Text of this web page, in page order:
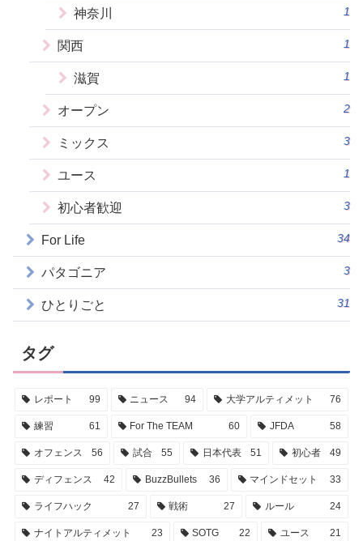
神奈川 1
関西 1
滋賀 1
オープン 2
ミックス 3
ユース 1
初心者歓迎 3
For Life 34
パタゴニア 3
ひとりごと 31
タグ
レポート 99 ニュース 94 大学アルティメット 76
練習 61 For The TEAM 60 JFDA 58
オフェンス 56 試合 55 日本代表 51 初心者 49
ディフェンス 42 BuzzBullets 36 マインドセット 33
ライフハック 27 戦術 27 ルール 24
ナイトアルティメット 23 SOTG 22 ユース 21